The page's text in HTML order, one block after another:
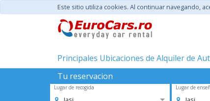
Este sitio utiliza cookies. Al continuar navegando,
Principales Ubicaciones de Alquiler de
Tu reservacion
Lugar de recogida Lugar de